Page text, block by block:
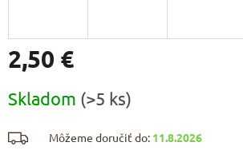
2,50 €
cena:
Skladom (>5 ks)
Môžeme doručiť do: 11.8.2026